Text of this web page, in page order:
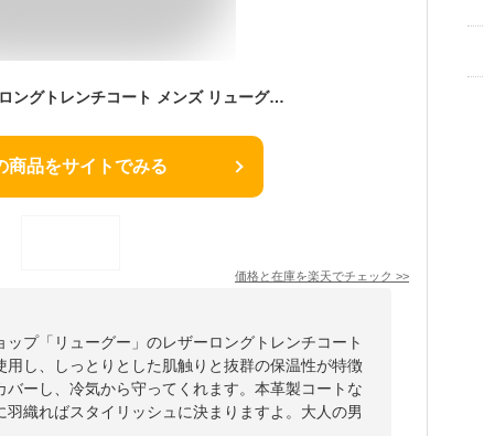
LIUGOO 本革 レザーロングトレンチコート メンズ リューグー COT04A レザージャケット ビジネスコート 革ジャン 皮ジャン 本皮ジャンパー フォーマル シングルライダース ダブル 防寒 海外発送可
商品をサイトでみる
価格と在庫を楽天でチェック >>
プ「リューグー」のレザーロングトレンチコート
し、しっとりとした肌触りと抜群の保温性が特徴
ーし、冷気から守ってくれます。本革製コートな
織ればスタイリッシュに決まりますよ。大人の男